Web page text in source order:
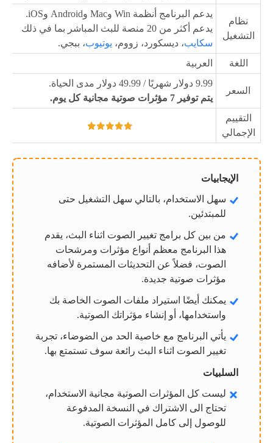
نظام
التشغيل
يدعم البرنامج أنظمة Win وMac وAndroid وiOS.
يدعم أكثر من 20 منصة للبث المباشر بما في ذلك
سكايب، ديسكورد، زووم، يوتيوب، ببجي.
اللغة
العربية
السعر
9.99 دولار شهريًا / 49.99 دولار مدى الحياة.
يتم توفير 7 مؤثرات صوتية مجانية كل يوم.
التقييم
الإجمالي
الإيجابيات
سهل الاستخدام، بالتالي سهل التشغيل حتى
للمبتدئين.
من بين كل برامج تغيير الصوت اثناء البث، يقدم
هذا البرنامج معظم أنواع مؤثرات ومرشحات
الصوت، فضلاً عن التحديثات المستمرة لأضافه
مؤثرات صوتية جديدة.
يمكنك أيضًا استيراد ملفات الصوت الخاصة بك
واستخدامها، أو إنشاء مؤثراتك الصوتية.
يأتي البرنامج مع خاصية الحد من الضوضاء، تجربة
تغيير الصوت اثناء البث رائعة سوف تستمتع بها.
السلبيات
ليست كل المؤثرات الصوتية مجانية الاستخدام،
تحتاج الى الاشتراك في النسخة المدفوعة
للوصول إلى كامل المؤثرات الصوتية.